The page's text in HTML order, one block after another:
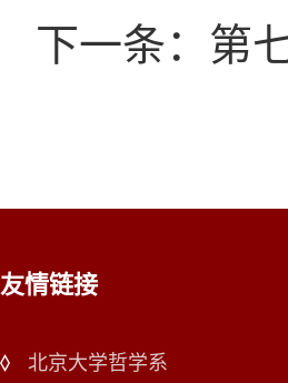
下一条：第
友情链接
北京大学哲学系